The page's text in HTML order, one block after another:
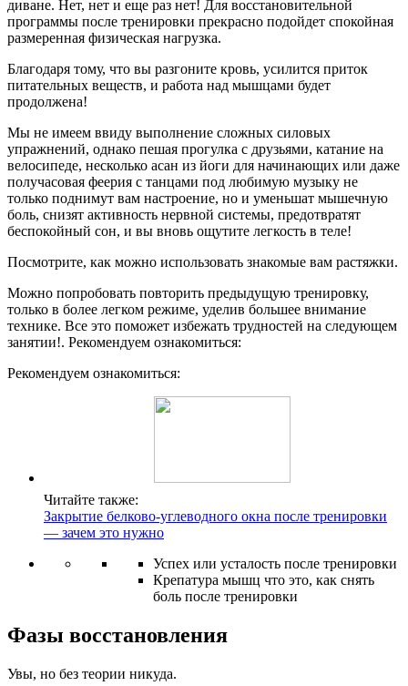
диване. Нет, нет и еще раз нет! Для восстановительной
программы после тренировки прекрасно подойдет спокойная
размеренная физическая нагрузка.
Благодаря тому, что вы разгоните кровь, усилится приток
питательных веществ, и работа над мышцами будет
продолжена!
Мы не имеем ввиду выполнение сложных силовых
упражнений, однако пешая прогулка с друзьями, катание на
велосипеде, несколько асан из йоги для начинающих или даже
получасовая феерия с танцами под любимую музыку не
только поднимут вам настроение, но и уменьшат мышечную
боль, снизят активность нервной системы, предотвратят
беспокойный сон, и вы вновь ощутите легкость в теле!
Посмотрите, как можно использовать знакомые вам растяжки.
Можно попробовать повторить предыдущую тренировку,
только в более легком режиме, уделив большее внимание
технике. Все это поможет избежать трудностей на следующем
занятии!. Рекомендуем ознакомиться:
Рекомендуем ознакомиться:
Читайте также:
Закрытие белково-углеводного окна после тренировки
— зачем это нужно
Успех или усталость после тренировки
Крепатура мышц что это, как снять
боль после тренировки
Фазы восстановления
Увы, но без теории никуда.